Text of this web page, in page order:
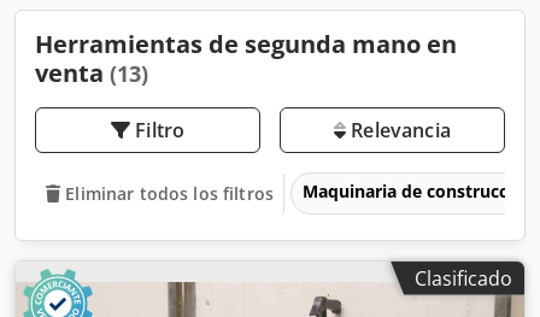
Herramientas de segunda mano en
venta (13)
Filtro Relevancia
Eliminar todos los filtros Maquinaria de construcción
Clasificado